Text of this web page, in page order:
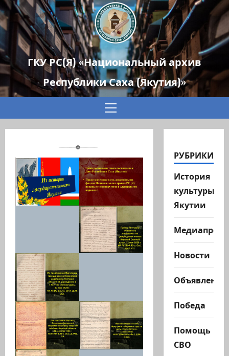
ГКУ РС(Я) «Национальный архив
Республики Саха (Якутия)»
Основное
РУБРИКИ
История
культуры
Якутии
Новости
Объявления
Победа
Помощь
СВО